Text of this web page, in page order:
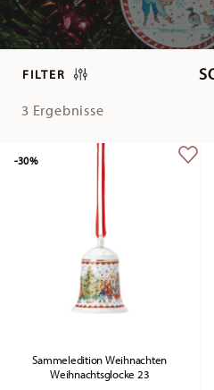
FILTER
3 Ergebnisse
Sammeledition Weihnachten
Weihnachtsglocke 23
-30%